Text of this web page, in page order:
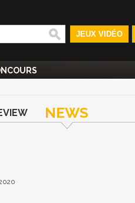
JEUX VIDÉO
NEWS